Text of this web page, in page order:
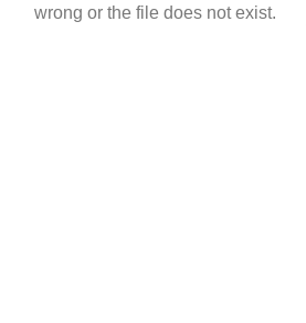
wrong or the file does not exist.